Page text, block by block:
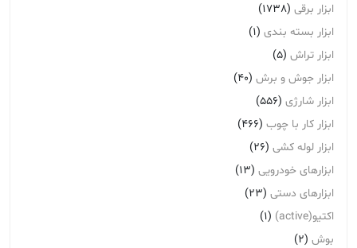
ابزار برقی (1738)
ابزار بسته بندی (1)
ابزار تراش (5)
ابزار جوش و برش (40)
ابزار شارژی (556)
ابزار کار با چوب (466)
ابزار لوله کشی (26)
ابزارهای خودرویی (13)
ابزارهای دستی (23)
اکتیو(active)
(1)
بوش (2)